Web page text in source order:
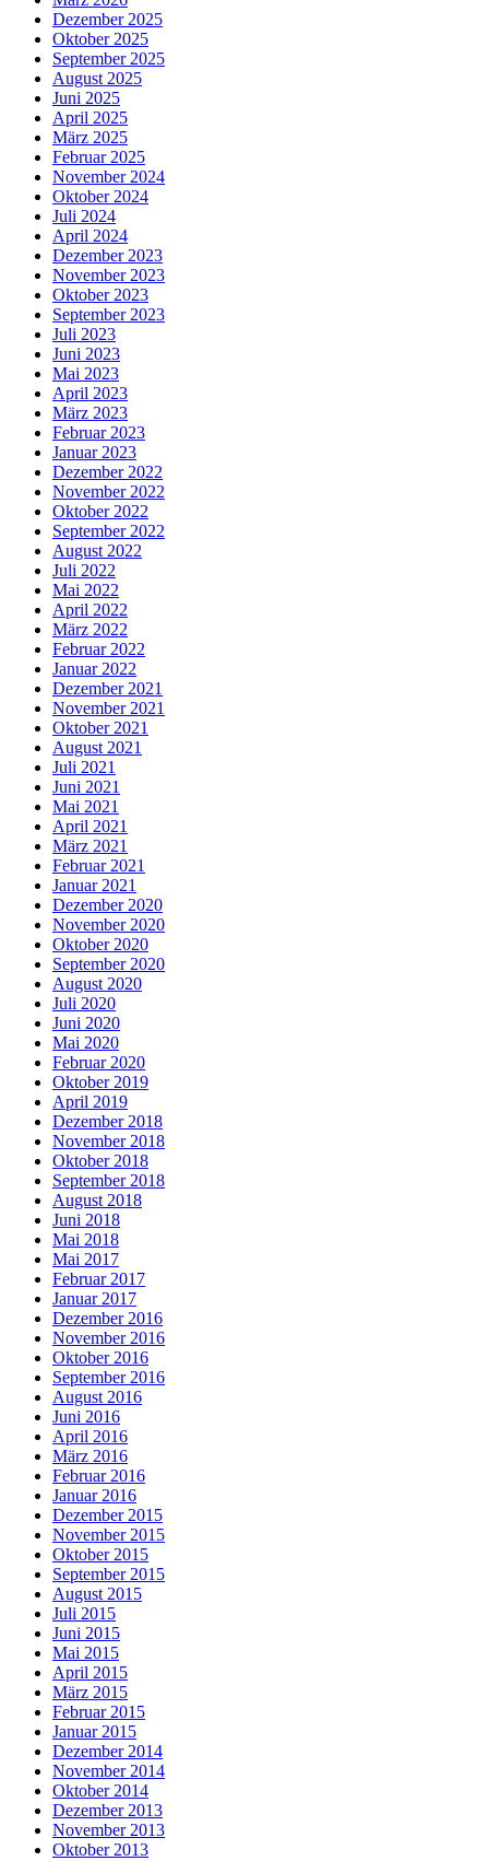
Dezember 2025
Oktober 2025
September 2025
August 2025
Juni 2025
April 2025
März 2025
Februar 2025
November 2024
Oktober 2024
Juli 2024
April 2024
Dezember 2023
November 2023
Oktober 2023
September 2023
Juli 2023
Juni 2023
Mai 2023
April 2023
März 2023
Februar 2023
Januar 2023
Dezember 2022
November 2022
Oktober 2022
September 2022
August 2022
Juli 2022
Mai 2022
April 2022
März 2022
Februar 2022
Januar 2022
Dezember 2021
November 2021
Oktober 2021
August 2021
Juli 2021
Juni 2021
Mai 2021
April 2021
März 2021
Februar 2021
Januar 2021
Dezember 2020
November 2020
Oktober 2020
September 2020
August 2020
Juli 2020
Juni 2020
Mai 2020
Februar 2020
Oktober 2019
April 2019
Dezember 2018
November 2018
Oktober 2018
September 2018
August 2018
Juni 2018
Mai 2018
Mai 2017
Februar 2017
Januar 2017
Dezember 2016
November 2016
Oktober 2016
September 2016
August 2016
Juni 2016
April 2016
März 2016
Februar 2016
Januar 2016
Dezember 2015
November 2015
Oktober 2015
September 2015
August 2015
Juli 2015
Juni 2015
Mai 2015
April 2015
März 2015
Februar 2015
Januar 2015
Dezember 2014
November 2014
Oktober 2014
Dezember 2013
November 2013
Oktober 2013